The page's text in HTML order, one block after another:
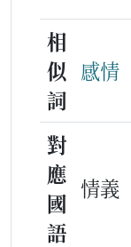
相
似
詞
感情
對
應
國
語
情義